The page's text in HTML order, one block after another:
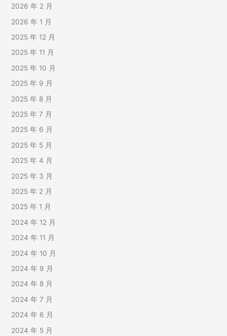
2026 年 2 月
2026 年 1 月
2025 年 12 月
2025 年 11 月
2025 年 10 月
2025 年 9 月
2025 年 8 月
2025 年 7 月
2025 年 6 月
2025 年 5 月
2025 年 4 月
2025 年 3 月
2025 年 2 月
2025 年 1 月
2024 年 12 月
2024 年 11 月
2024 年 10 月
2024 年 9 月
2024 年 8 月
2024 年 7 月
2024 年 6 月
2024 年 5 月